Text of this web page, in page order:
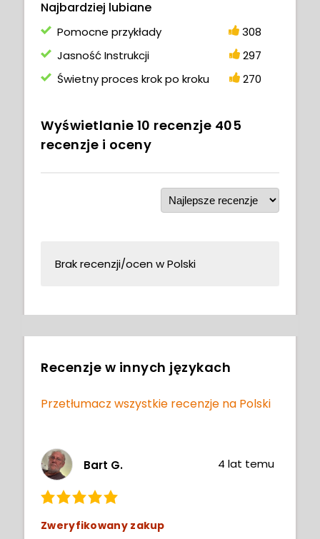
Najbardziej lubiane
Pomocne przykłady
308
Jasność Instrukcji
297
Świetny proces krok po kroku
270
Wyświetlanie 10 recenzje 405
recenzje i oceny
Brak recenzji/ocen w Polski
Recenzje w innych językach
Przetłumacz wszystkie recenzje na Polski
Bart G. 4 lat temu
Zweryfikowany zakup